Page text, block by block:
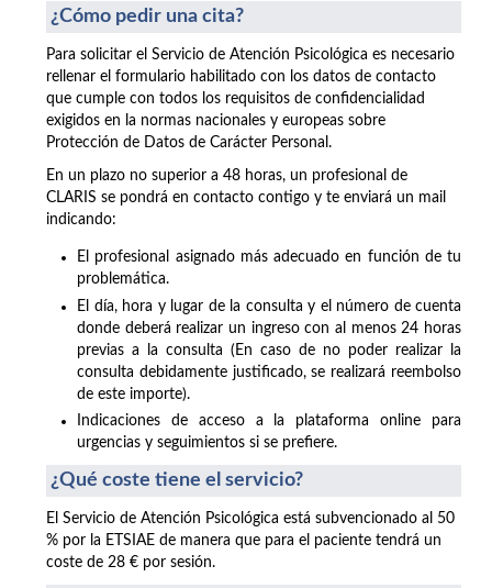
¿Cómo pedir una cita?
Para solicitar el Servicio de Atención Psicológica es necesario
rellenar el formulario habilitado con los datos de contacto
que cumple con todos los requisitos de confidencialidad
exigidos en la normas nacionales y europeas sobre
Protección de Datos de Carácter Personal.
En un plazo no superior a 48 horas, un profesional de
CLARIS se pondrá en contacto contigo y te enviará un mail
indicando:
El profesional asignado más adecuado en función de tu
problemática.
El día, hora y lugar de la consulta y el número de cuenta
donde deberá realizar un ingreso con al menos 24 horas
previas a la consulta (En caso de no poder realizar la
consulta debidamente justificado, se realizará reembolso
de este importe).
Indicaciones de acceso a la plataforma online para
urgencias y seguimientos si se prefiere.
¿Qué coste tiene el servicio?
El Servicio de Atención Psicológica está subvencionado al 50
% por la ETSIAE de manera que para el paciente tendrá un
coste de 28 € por sesión.